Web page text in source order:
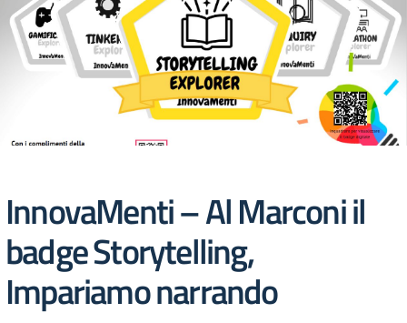
InnovaMenti – Al Marconi il
badge Storytelling,
Impariamo narrando